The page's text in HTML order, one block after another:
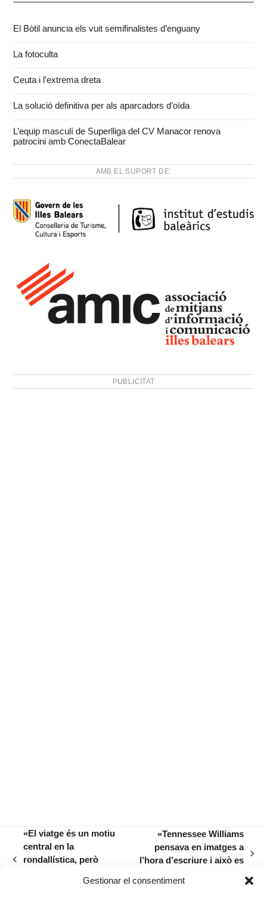
Gestionar el consentiment
El Bòtil anuncia els vuit semifinalistes d’enguany
La fotoculta
Ceuta i l’extrema dreta
La solució definitiva per als aparcadors d’oïda
L’equip masculí de Superlliga del CV Manacor renova
patrocini amb ConectaBalear
AMB EL SUPORT DE:
PUBLICITAT
previous
«El viatge és un motiu
central en la
rondallística, però
next
«Tennessee Williams
pensava en imatges a
l’hora d’escriure i això es